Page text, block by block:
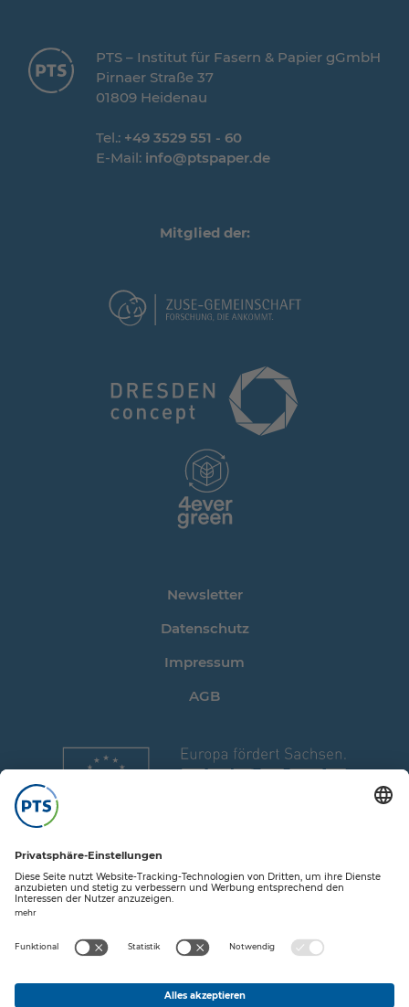
PTS – Institut für Fasern & Papier gGmbH
Pirnaer Straße 37
01809 Heidenau
Tel.: +49 3529 551 - 60
E-Mail: info@ptspaper.de
Mitglied der:
Newsletter
Datenschutz
Impressum
AGB